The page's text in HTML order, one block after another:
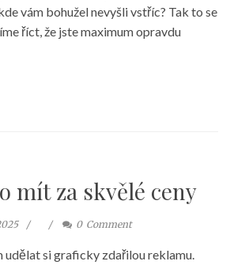
vám bohužel nevyšli vstříc? Tak to se
říct, že jste maximum opravdu
mít za skvělé ceny
0 Comment
udělat si graficky zdařilou reklamu.